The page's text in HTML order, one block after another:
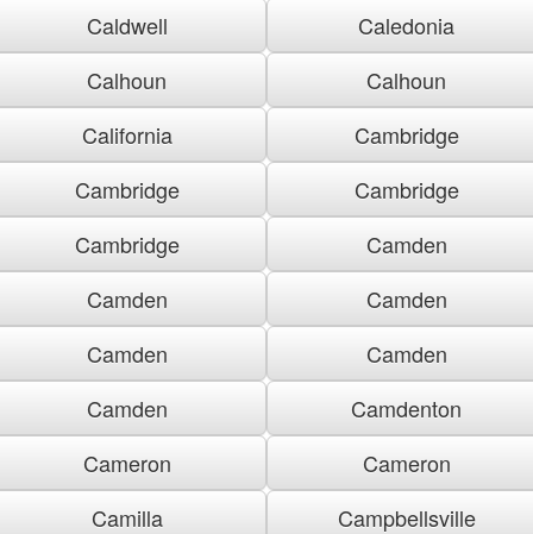
Caldwell
Caledonia
Calhoun
Calhoun
California
Cambridge
Cambridge
Cambridge
Cambridge
Camden
Camden
Camden
Camden
Camden
Camden
Camdenton
Cameron
Cameron
Camilla
Campbellsville